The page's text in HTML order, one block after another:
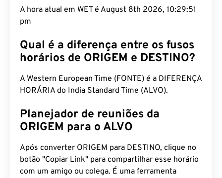
A hora atual em WET é August 8th 2026, 10:29:52
pm
Qual é a diferença entre os fusos
horários de ORIGEM e DESTINO?
A Western European Time (FONTE) é a DIFERENÇA
HORÁRIA do India Standard Time (ALVO).
Planejador de reuniões da
ORIGEM para o ALVO
Após converter ORIGEM para DESTINO, clique no
botão "Copiar Link" para compartilhar esse horário
com um amigo ou colega. É uma ferramenta